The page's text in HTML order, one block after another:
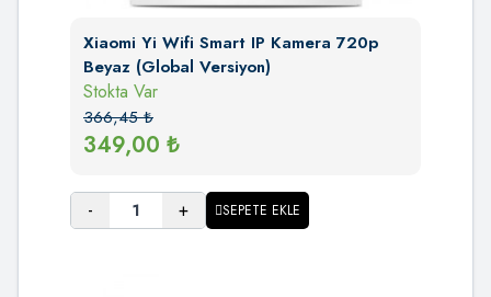
Xiaomi Yi Wifi Smart IP Kamera 720p
Beyaz (Global Versiyon)
Stokta Var
366,45₺
349,00 ₺
- + SEPETE EKLE